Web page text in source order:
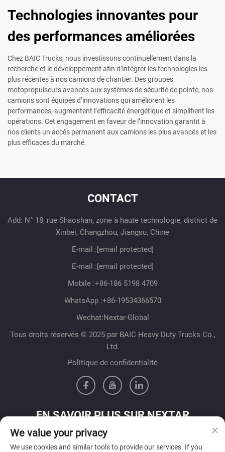
Technologies innovantes pour
des performances améliorées
Chez BAIC Trucks, nous investissons continuellement dans la
recherche et le développement afin d’intégrer les technologies les
plus récentes à nos camions de chantier. Des groupes
motopropulseurs avancés aux systèmes de sécurité de pointe, nos
camions sont équipés d’innovations qui améliorent les
performances, augmentent l’efficacité énergétique et simplifient les
opérations. Cet engagement en faveur de l’innovation garantit à
nos clients un accès permanent aux camions les plus avancés et les
plus efficaces du marché.
CONTACT
Add: N° 18, rue Shaoshan, zone à haute technologie, district de
Xinbei, Changzhou, Jiangsu, Chine
E-mail : [email protected]
E-mail : [email protected]
Mobile :+86-186 5198 4709
WhatsApp :+86-19534366570
Wechat:Nextar-Global
Tous droits réservés © 2025 par BAIC Heavy Duty Trucks Co.,
Ltd.
Politique de confidentialité
EN SAVOIR PLUS SUR NEXTAR
Contactez notre équipe commerciale dans votre pays
We value your privacy
We use cookies and similar tools to provide our services. If you